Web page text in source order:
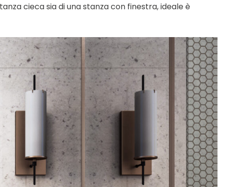
cieca sia di una stanza con finestra, ideale è